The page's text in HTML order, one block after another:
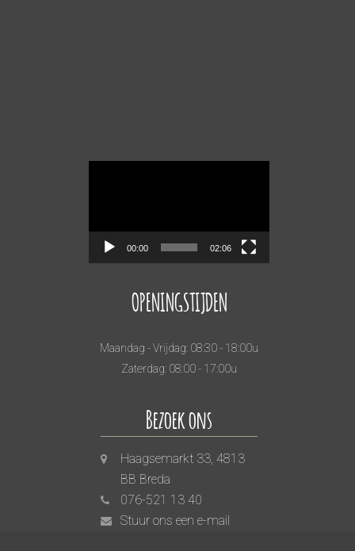
00:00 02:06
OPENINGSTIJDEN
Maandag - Vrijdag: 08:30 - 18:00u
Zaterdag: 08:00 - 17:00u
Bezoek ons
Haagsemarkt 33, 4813
BB Breda
076-521 13 40
Stuur ons een e-mail